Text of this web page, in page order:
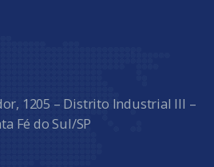
1205 – Distrito Industrial III –
Fé do Sul/SP